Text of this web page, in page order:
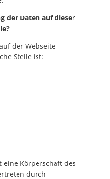
der Daten auf dieser
der Webseite
Stelle ist:
eine Körperschaft des
durch